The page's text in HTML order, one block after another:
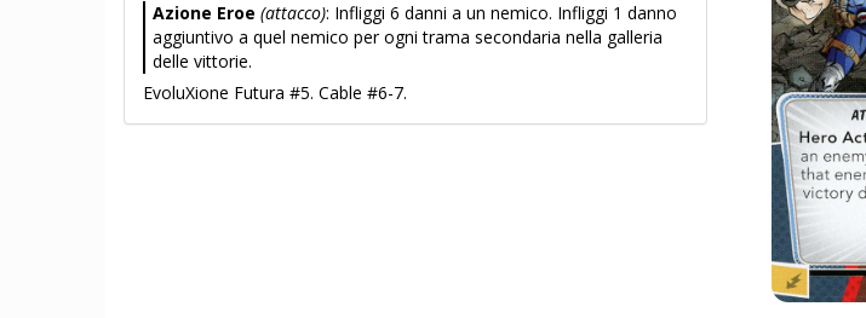
Azione Eroe (attacco): Infliggi 6 danni a un nemico. Infliggi 1 danno
aggiuntivo a quel nemico per ogni trama secondaria nella galleria
delle vittorie.
EvoluXione Futura #5. Cable #6-7.